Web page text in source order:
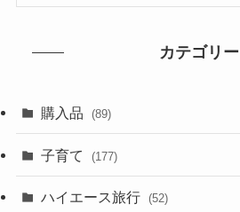
カテゴリー
購入品 (89)
子育て (177)
ハイエース旅行 (52)